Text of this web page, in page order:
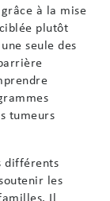
à la mise
plutôt
seule des
tumeurs
différents
les
Il